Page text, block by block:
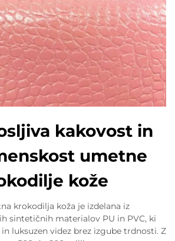
kakovost in
umetne
kože
krokodilja koža je izdelana iz
sintetičnih materialov PU in PVC, ki
luksuzen videz brez izgube trdnosti. Z